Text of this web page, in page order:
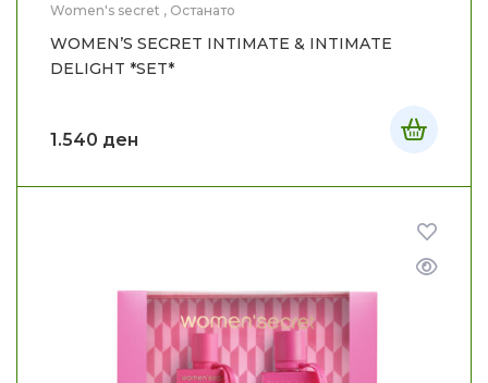
Women's secret , Останато
WOMEN’S SECRET INTIMATE & INTIMATE
DELIGHT *SET*
1.540 ден